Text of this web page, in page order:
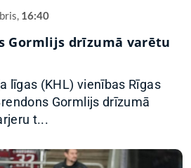
16:40
Gormlijs drīzumā varētu
līgas (KHL) vienības Rīgas
Gormlijs drīzumā
t...